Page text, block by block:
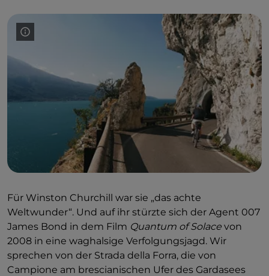
Wanderwege ermöglichen es Trekking- und
Mountainbike-Enthusiasten, in eine wertvolle
natürliche Umgebung einzutauchen.
Für Winston Churchill war sie „das achte
Weltwunder“. Und auf ihr stürzte sich der Agent 007
James Bond in dem Film Quantum of Solace von
2008 in eine waghalsige Verfolgungsjagd. Wir
sprechen von der Strada della Forra, die von
Campione am brescianischen Ufer des Gardasees